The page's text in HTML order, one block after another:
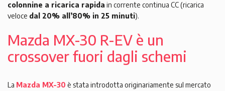
colonnine a ricarica rapida in corrente continua CC (ricarica
veloce dal 20% all’80% in 25 minuti).
Mazda MX-30 R-EV è un
crossover fuori dagli schemi
La Mazda MX-30 è stata introdotta originariamente sul mercato